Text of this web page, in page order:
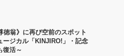
徳翁》に再び空前のスポット
ージカル「KINJIRO!」・記念
復活～